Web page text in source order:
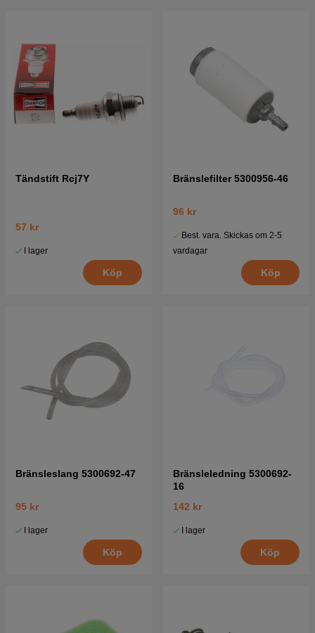
Tändstift Rcj7Y
57 kr
I lager
Köp
Bränslefilter 5300956-46
96 kr
Best. vara. Skickas om 2-5
vardagar
Köp
Bränsleslang 5300692-47
95 kr
I lager
Köp
Bränsleledning 5300692-
16
142 kr
I lager
Köp